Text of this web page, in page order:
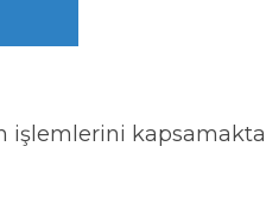
işlemlerini